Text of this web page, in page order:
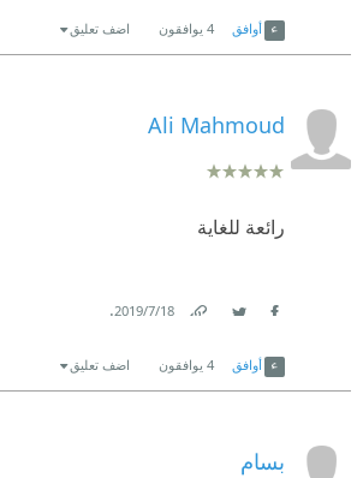
أوافق 4 يوافقون اضف تعليق
Ali Mahmoud
رائعة للغاية
18‏/7‏/2019
.
أوافق 4 يوافقون اضف تعليق
بسام